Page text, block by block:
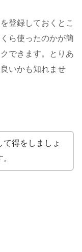
登録しておくとこ
ら使ったのかが簡
できます。とりあ
いかも知れませ
て得をしましょ